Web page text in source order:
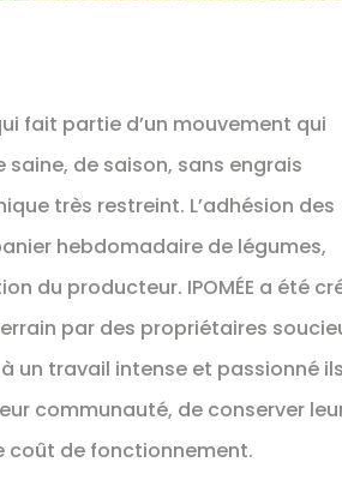
fait partie d’un mouvement qui
de saison, sans engrais
très restreint. L’adhésion des
hebdomadaire de légumes,
du producteur. IPOMÉE a été
par des propriétaires
un travail intense et passionné ils
communauté, de conserver
coût de fonctionnement.